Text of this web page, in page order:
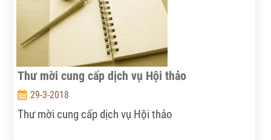
Thư mời cung cấp dịch vụ Hội thảo
29-3-2018
Thư mời cung cấp dịch vụ Hội thảo